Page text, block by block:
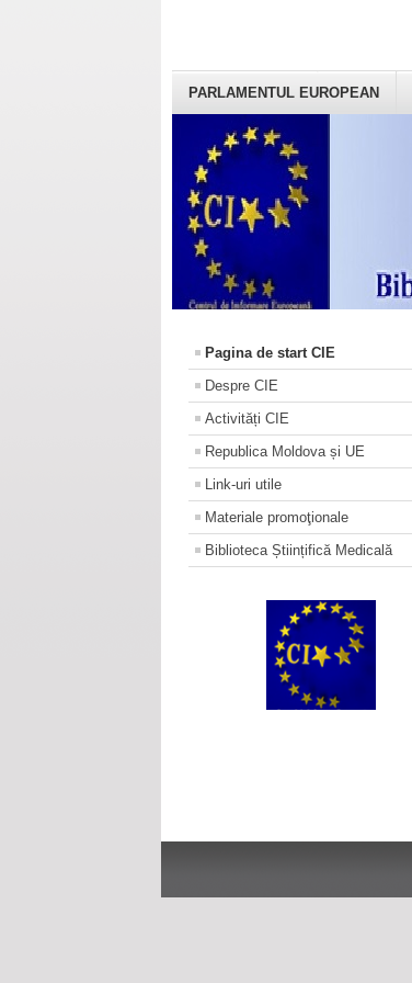
PARLAMENTUL EUROPEAN
Pagina de start CIE
Despre CIE
Activități CIE
Republica Moldova și UE
Link-uri utile
Materiale promoţionale
Biblioteca Științifică Medicală